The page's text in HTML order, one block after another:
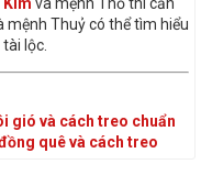
mệnh Thuỷ có thể tìm hiểu
lộc.
gió và cách treo chuẩn
quê và cách treo